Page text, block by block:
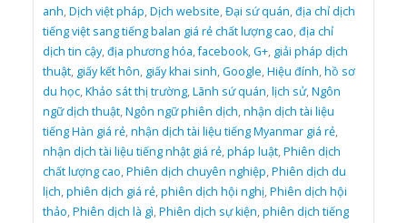
anh,Dịch việt pháp,Dịch website,Đại sứ quán,địa chỉ dịch
tiếng việt sang tiếng balan giá rẻ chất lượng cao,địa chỉ
dịch tin cậy,địa phương hóa,facebook,G+, giải pháp dịch
thuật, giấy kết hôn, giấy khai sinh,Google,Hiệu đính,hồ sơ
du học,Khảo sát thị trường,Lãnh sứ quán,lịch sử,Ngôn
ngữ dịch thuật,Ngôn ngữ phiên dịch,nhận dịch tài liệu
tiếng Hàn giá rẻ,nhận dịch tài liệu tiếng Myanmar giá rẻ,
nhận dịch tài liệu tiếng nhật giá rẻ,pháp luật,Phiên dịch
chất lượng cao,Phiên dịch chuyên nghiệp,Phiên dịch du
lịch,phiên dịch giá rẻ,phiên dịch hội nghị,Phiên dịch hội
thảo,Phiên dịch là gì,Phiên dịch sự kiện,phiên dịch tiếng